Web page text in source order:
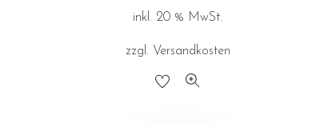
inkl. 20 % MwSt.
zzgl. Versandkosten